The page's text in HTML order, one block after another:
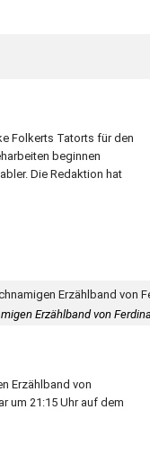
Folkerts Tatorts für den
beginnen
Die Redaktion hat
Erzählband von
Erzählband von
um 21:15 Uhr auf dem